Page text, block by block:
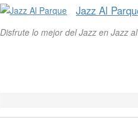
Jazz Al
Disfrute lo mejor del Jazz en Jazz